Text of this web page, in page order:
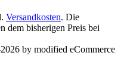
Versandkosten. Die
dem bisherigen Preis bei
by modified eCommerce